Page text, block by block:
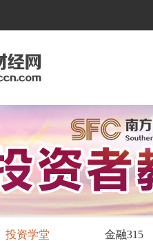
投资学堂 金融315